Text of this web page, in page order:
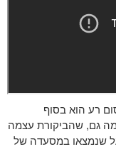
רע הוא בסוף
גם, שהביקורת עצמה
שנמצאו במסעדה של